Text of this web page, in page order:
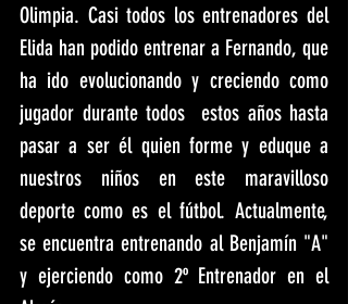
Olimpia. Casi todos los entrenadores del
Elida han podido entrenar a Fernando, que
ha ido evolucionando y creciendo como
jugador durante todos  estos años hasta
pasar a ser él quien forme y eduque a
nuestros niños en este maravilloso
deporte como es el fútbol. Actualmente,
se encuentra entrenando al Benjamín "A"
y ejerciendo como 2º Entrenador en el